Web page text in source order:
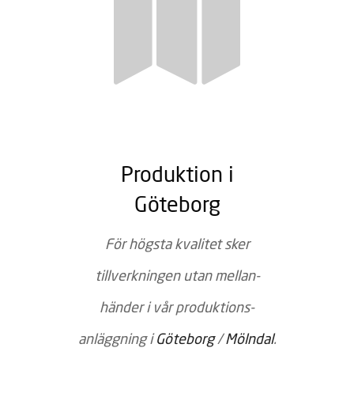
Produktion i
Göteborg
För högsta kvalitet sker
tillverkningen utan mellan­
händer i vår produktions­
anläggning iGöteborg/Mölndal.